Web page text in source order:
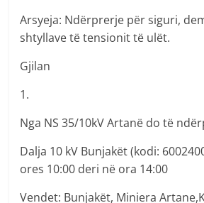
Arsyeja: Ndërprerje për siguri,
shtyllave të tensionit të ulët.
Gjilan
1.
Nga NS 35/10kV Artanë do të
Dalja 10 kV Bunjakët (kodi:
ores 10:00 deri në ora 14:00
Vendet: Bunjakët, Miniera